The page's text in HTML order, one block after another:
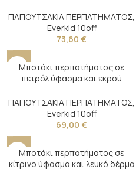
ΠΑΠΟΥΤΣΑΚΙΑ ΠΕΡΠΑΤΗΜΑΤΟΣ,
Everkid 10off
73,60 €
Μποτάκι περπατήματος σε
πετρόλ ύφασμα και εκρού
ΠΑΠΟΥΤΣΑΚΙΑ ΠΕΡΠΑΤΗΜΑΤΟΣ
Everkid 10off
69,00 €
Μποτάκι περπατήματος σε
κίτρινο ύφασμα και λευκό δέρμα